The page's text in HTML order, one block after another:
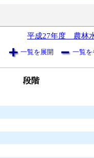
平成27年度 農林
一覧を展開 一覧を
段階